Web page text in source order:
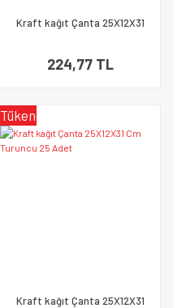
Kraft kağıt Çanta 25X12X31
224,77 TL
Tükendi
Kraft kağıt Çanta 25X12X31